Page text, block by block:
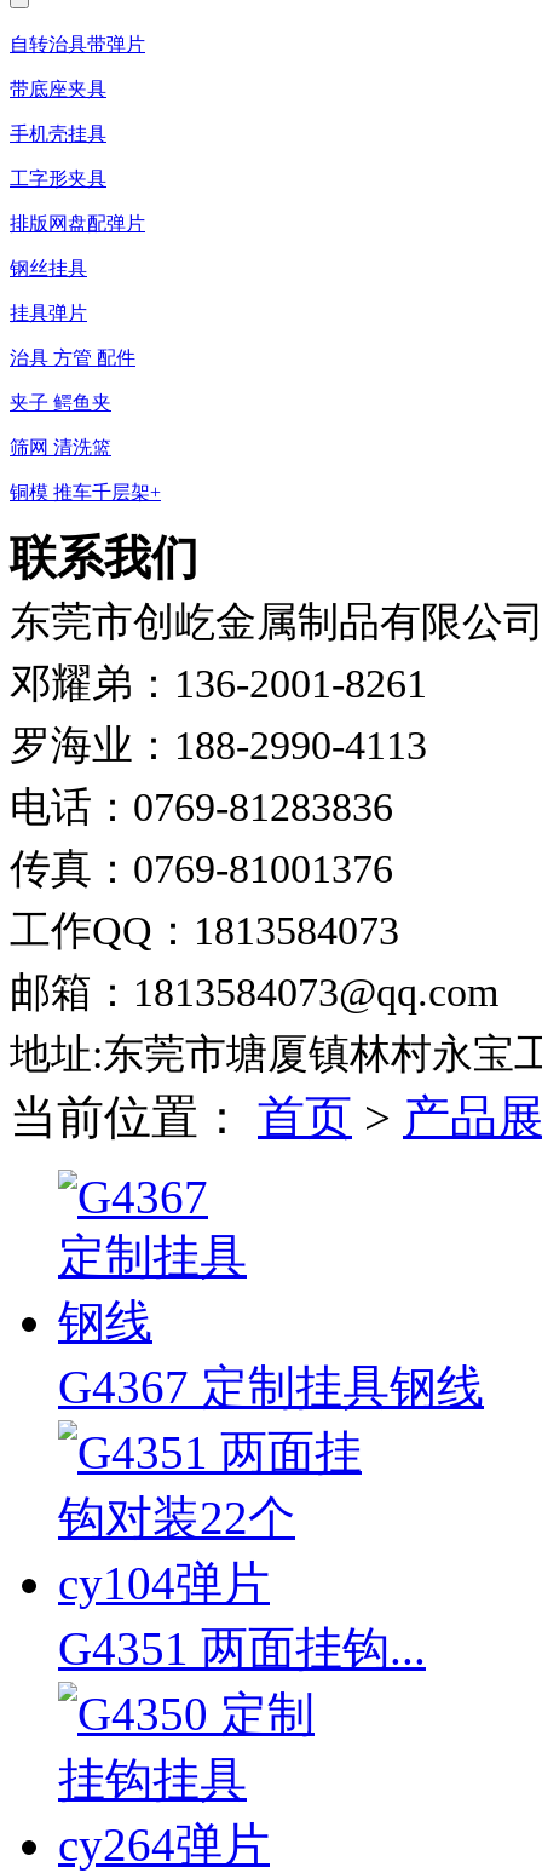
自转治具带弹片
带底座夹具
手机壳挂具
工字形夹具
排版网盘配弹片
钢丝挂具
挂具弹片
治具 方管 配件
夹子 鳄鱼夹
筛网 清洗篮
铜模 推车千层架+
联系我们
东莞市创屹金属制品有限公
邓耀弟：136-2001-8261
罗海业：188-2990-4113
电话：0769-81283836
传真：0769-81001376
工作QQ：1813584073
邮箱：1813584073@qq.com
地址:东莞市塘厦镇林村永宝
当前位置： 首页 > 产品
G4367 定制挂具钢线
G4351 两面挂钩...